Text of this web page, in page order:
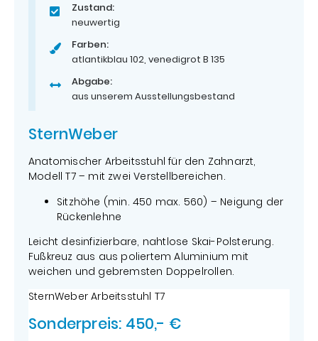
Zustand:
neuwertig
Farben:
atlantikblau 102, venedigrot B 135
Abgabe:
aus unserem Ausstellungsbestand
SternWeber
Anatomischer Arbeitsstuhl für den Zahnarzt,
Modell T7 – mit zwei Verstellbereichen.
Sitzhöhe (min. 450 max. 560) – Neigung der
Rückenlehne
Leicht desinfizierbare, nahtlose Skai-Polsterung.
Fußkreuz aus aus poliertem Aluminium mit
weichen und gebremsten Doppelrollen.
SternWeber Arbeitsstuhl T7
Sonderpreis: 450,- €